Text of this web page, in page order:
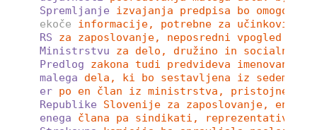
Spremljanje
izvajanja predpisa bo
ekoče
informacije, potrebne za učinkovito
RS
za zaposlovanje, neposredni vpogled v
Ministrstvu
za delo, družino in socialne
Predlog
zakona tudi predvideva
malega
dela, ki bo sestavljena iz sedem
er po en član iz ministrstva, pristojnega
Republike
Slovenije za zaposlovanje,
enega
člana pa sindikati, reprezentativni